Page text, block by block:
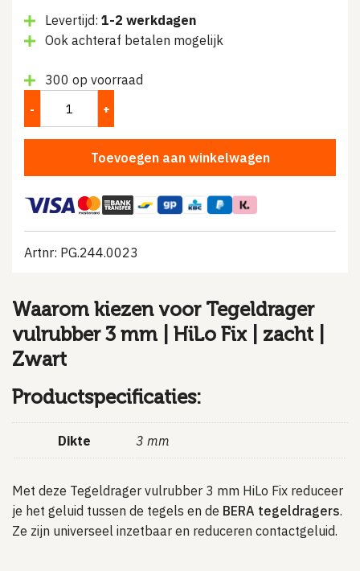
was:
€1.50.
is:
€1.00.
Levertijd: 1-2 werkdagen
Ook achteraf betalen mogelijk
300 op voorraad
Toevoegen aan winkelwagen
Artnr: PG.244.0023
Waarom kiezen voor Tegeldrager
vulrubber 3 mm | HiLo Fix | zacht |
Zwart
Productspecificaties:
Dikte 3 mm
Met deze Tegeldrager vulrubber 3 mm HiLo Fix reduceer
je het geluid tussen de tegels en de BERA tegeldragers.
Ze zijn universeel inzetbaar en reduceren contactgeluid.